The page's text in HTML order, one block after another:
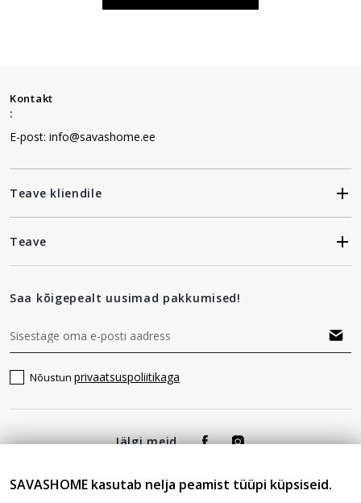
Kontakt
:
E-post: info@savashome.ee
Teave kliendile
Teave
Saa kõigepealt uusimad pakkumised!
Nõustun privaatsuspoliitikaga
Jälgi meid
SAVASHOME kasutab nelja peamist tüüpi küpsiseid.